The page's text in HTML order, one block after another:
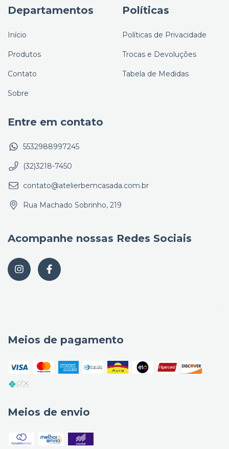
Departamentos
Início
Produtos
Contato
Sobre
Políticas
Políticas de Privacidade
Trocas e Devoluções
Tabela de Medidas
Entre em contato
5532988997245
(32)3218-7450
contato@atelierbemcasada.com.br
Rua Machado Sobrinho, 219
Acompanhe nossas Redes Sociais
Meios de pagamento
Meios de envio